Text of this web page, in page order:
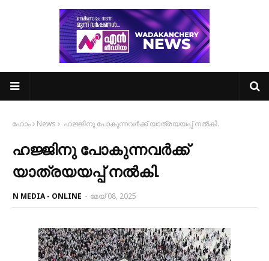
ഹോം News ഹജ്ജിനു പോകുന്നവർക്ക് യാത്രയയപ്പ് നൽകി.
ഹജ്ജിനു പോകുന്നവർക്ക്
യാത്രയയപ്പ് നൽകി.
N MEDIA - ONLINE - മേയ് 08, 2025